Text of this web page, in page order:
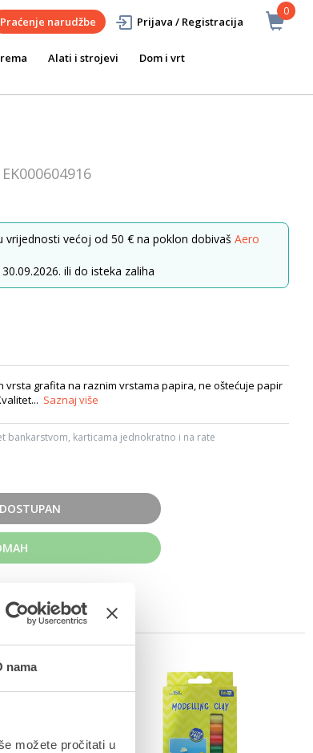
nama
možete pročitati u
0
Praćenje narudžbe Prijava / Registracija
Alati i strojevi
Dom i vrt
EK000604916
vrijednosti većoj od 50 € na poklon dobivaš Aero
ili do isteka zaliha
vrsta grafita na raznim vrstama papira, ne oštećuje papir
Saznaj više
bankarstvom, karticama jednokratno i na rate